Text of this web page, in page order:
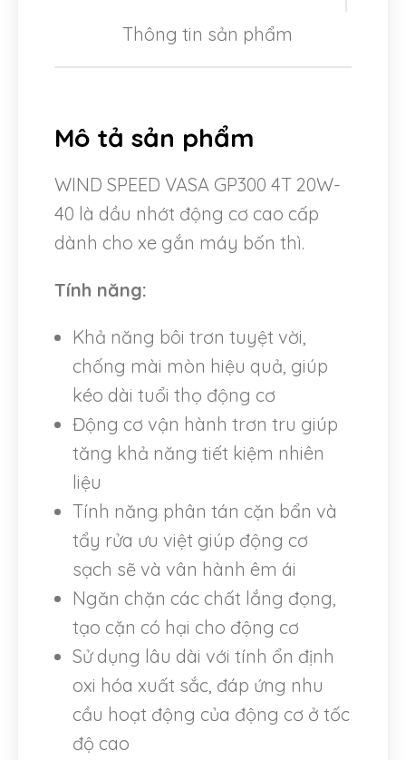
Thông tin sản phẩm
Mô tả sản phẩm
WIND SPEED VASA GP300 4T 20W-
40 là dầu nhớt động cơ cao cấp
dành cho xe gắn máy bốn thì.
Tính năng:
Khả năng bôi trơn tuyệt vời,
chống mài mòn hiệu quả, giúp
kéo dài tuổi thọ động cơ
Động cơ vận hành trơn tru giúp
tăng khả năng tiết kiệm nhiên
liệu
Tính năng phân tán cặn bẩn và
tẩy rửa ưu việt giúp động cơ
sạch sẽ và vân hành êm ái
Ngăn chặn các chất lắng đọng,
tạo cặn có hại cho động cơ
Sử dụng lâu dài với tính ổn định
oxi hóa xuất sắc, đáp ứng nhu
cầu hoạt động của động cơ ở tốc
độ cao